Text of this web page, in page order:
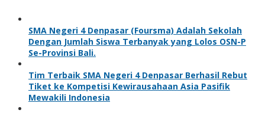
SMA Negeri 4 Denpasar (Foursma) Adalah Sekolah
Dengan Jumlah Siswa Terbanyak yang Lolos OSN-P
Se-Provinsi Bali.
Tim Terbaik SMA Negeri 4 Denpasar Berhasil Rebut
Tiket ke Kompetisi Kewirausahaan Asia Pasifik
Mewakili Indonesia